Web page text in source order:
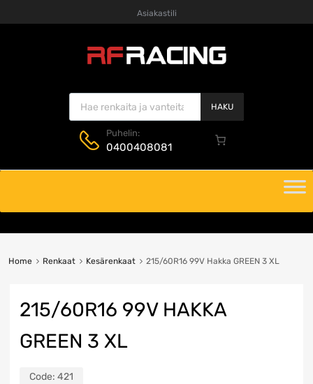
Asiakastili
Products search
HAKU
Puhelin:
0400408081
content
Home Renkaat Kesärenkaat 215/60R16 99V Hakka GREEN 3 XL
215/60R16 99V HAKKA
GREEN 3 XL
Code: 421